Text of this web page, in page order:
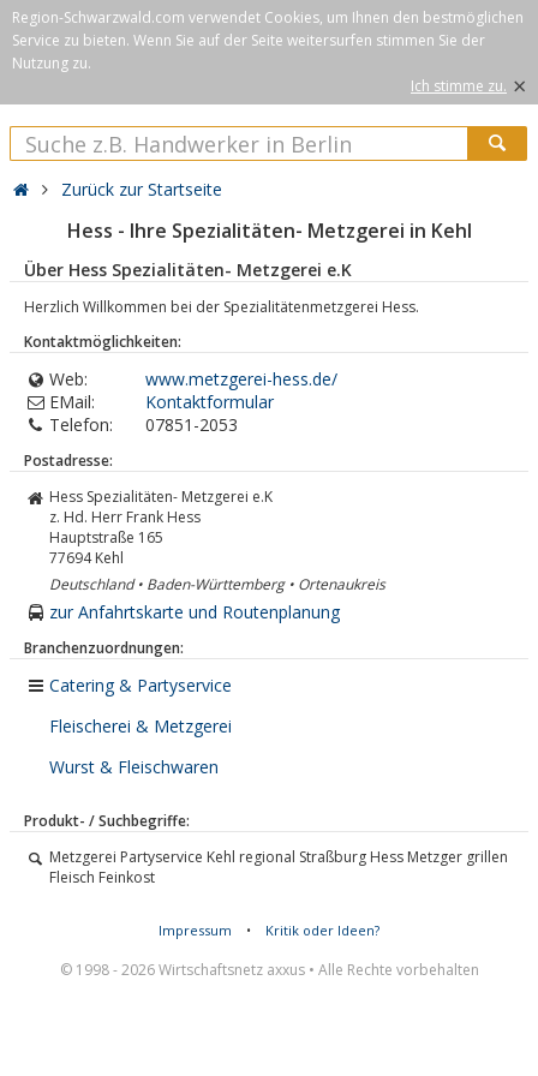
Region-Schwarzwald.com verwendet Cookies, um Ihnen den bestmöglichen
Service zu bieten. Wenn Sie auf der Seite weitersurfen stimmen Sie der
Nutzung zu.
Ich stimme zu. ×
Zurück zur Startseite
Hess - Ihre Spezialitäten- Metzgerei in Kehl
Über Hess Spezialitäten- Metzgerei e.K
Herzlich Willkommen bei der Spezialitätenmetzgerei Hess.
Kontaktmöglichkeiten:
Web:
www.metzgerei-hess.de/
EMail:
Kontaktformular
Telefon:
07851-2053
Postadresse:
Hess Spezialitäten- Metzgerei e.K
z. Hd. Herr Frank Hess
Hauptstraße 165
77694 Kehl
Deutschland • Baden-Württemberg • Ortenaukreis
zur Anfahrtskarte und Routenplanung
Branchenzuordnungen:
Catering & Partyservice
Fleischerei & Metzgerei
Wurst & Fleischwaren
Produkt- / Suchbegriffe:
Metzgerei Partyservice Kehl regional Straßburg Hess Metzger grillen
Fleisch Feinkost
Impressum • Kritik oder Ideen?
© 1998 - 2026 Wirtschaftsnetz axxus • Alle Rechte vorbehalten